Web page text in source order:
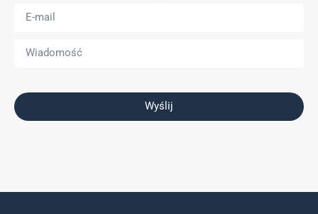
Wyślij